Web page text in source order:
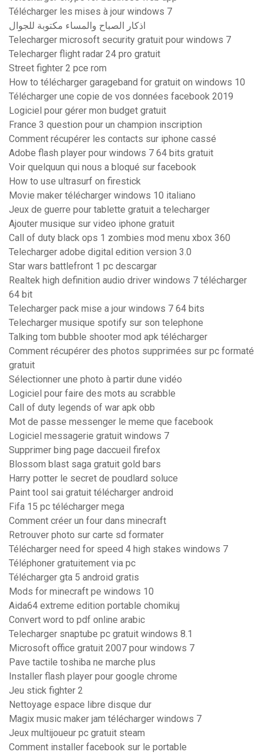
Télécharger les mises à jour windows 7
اذكار الصباح والمساء مكتوبة للجوال
Telecharger microsoft security gratuit pour windows 7
Telecharger flight radar 24 pro gratuit
Street fighter 2 pce rom
How to télécharger garageband for gratuit on windows 10
Télécharger une copie de vos données facebook 2019
Logiciel pour gérer mon budget gratuit
France 3 question pour un champion inscription
Comment récupérer les contacts sur iphone cassé
Adobe flash player pour windows 7 64 bits gratuit
Voir quelquun qui nous a bloqué sur facebook
How to use ultrasurf on firestick
Movie maker télécharger windows 10 italiano
Jeux de guerre pour tablette gratuit a telecharger
Ajouter musique sur video iphone gratuit
Call of duty black ops 1 zombies mod menu xbox 360
Telecharger adobe digital edition version 3.0
Star wars battlefront 1 pc descargar
Realtek high definition audio driver windows 7 télécharger
64 bit
Telecharger pack mise a jour windows 7 64 bits
Telecharger musique spotify sur son telephone
Talking tom bubble shooter mod apk télécharger
Comment récupérer des photos supprimées sur pc formaté
gratuit
Sélectionner une photo à partir dune vidéo
Logiciel pour faire des mots au scrabble
Call of duty legends of war apk obb
Mot de passe messenger le meme que facebook
Logiciel messagerie gratuit windows 7
Supprimer bing page daccueil firefox
Blossom blast saga gratuit gold bars
Harry potter le secret de poudlard soluce
Paint tool sai gratuit télécharger android
Fifa 15 pc télécharger mega
Comment créer un four dans minecraft
Retrouver photo sur carte sd formater
Télécharger need for speed 4 high stakes windows 7
Téléphoner gratuitement via pc
Télécharger gta 5 android gratis
Mods for minecraft pe windows 10
Aida64 extreme edition portable chomikuj
Convert word to pdf online arabic
Telecharger snaptube pc gratuit windows 8.1
Microsoft office gratuit 2007 pour windows 7
Pave tactile toshiba ne marche plus
Installer flash player pour google chrome
Jeu stick fighter 2
Nettoyage espace libre disque dur
Magix music maker jam télécharger windows 7
Jeux multijoueur pc gratuit steam
Comment installer facebook sur le portable